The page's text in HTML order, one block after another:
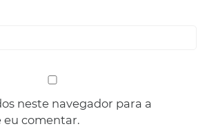
neste navegador para a
eu comentar.